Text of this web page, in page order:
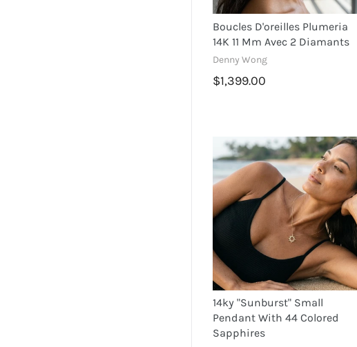
Boucles D'oreilles Plumeria
14K 11 Mm Avec 2 Diamants
Denny Wong
$1,399.00
14ky "Sunburst" Small
Pendant With 44 Colored
Sapphires